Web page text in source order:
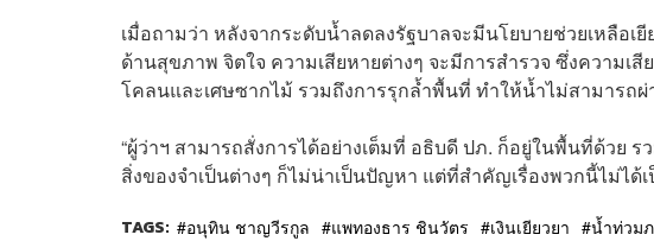
เมื่อถามว่า หลังจากระดับน้ำลดลงรัฐบาลจะมีนโยบายช่วยเหลือเ
ด้านสุขภาพ จิตใจ ความเสียหายต่างๆ จะมีการสำรวจ ซึ่งความ
โคลนและเศษซากไม้ รวมถึงการรุกล้ำพื้นที่ ทำให้น้ำไม่สามารถ
“ผู้ว่าฯ สามารถสั่งการได้อย่างเต็มที่ อธิบดี ปภ. ก็อยู่ในพื้นที่ด้วย
สิ่งของจำเป็นต่างๆ ก็ไม่น่าเป็นปัญหา แต่ที่สำคัญเรื่องพวกนี้ไม่ได้
TAGS: อนุทิน ชาญวีรกูล แพทองธาร ชินวัตร เงินเยียวยา น้ำท่วม